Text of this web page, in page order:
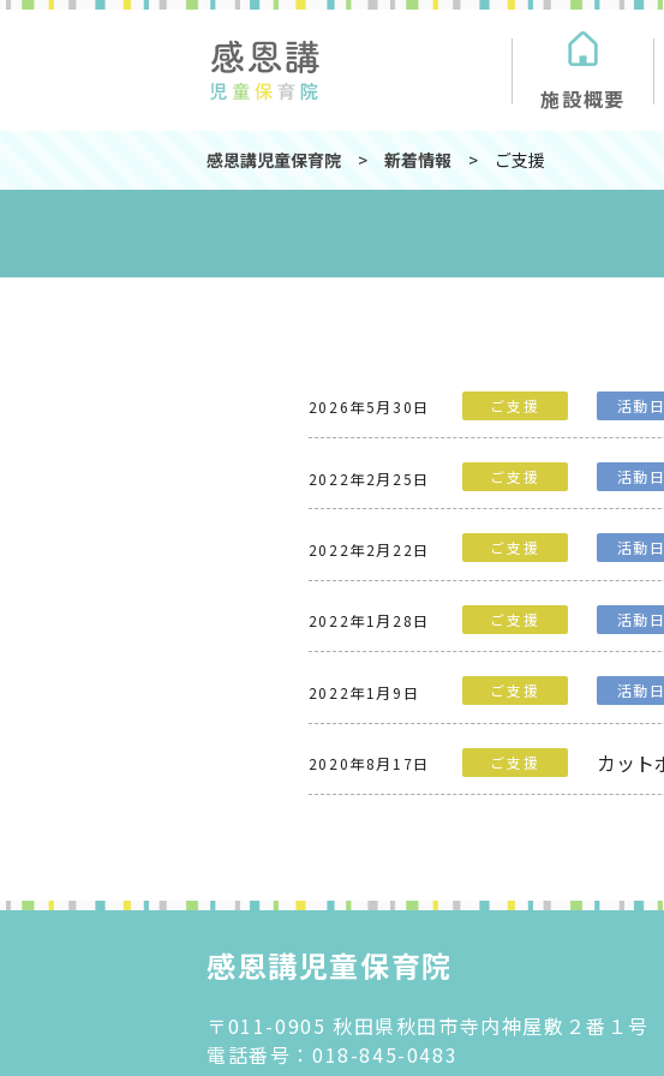
施設概要
感恩講児童保育院 > 新着情報 > ご支援
2026年5月30日 ご支援 活動
2022年2月25日 ご支援 活動
2022年2月22日 ご支援 活動
2022年1月28日 ご支援 活動
2022年1月9日 ご支援 活動
2020年8月17日 ご支援 カット
感恩講児童保育院
〒011-0905 秋田県秋田市寺内神屋敷２番１号
電話番号： 018-845-0483